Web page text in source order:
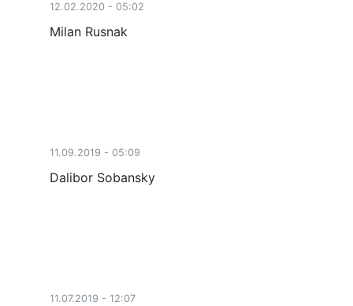
12.02.2020 - 05:02
Milan Rusnak
11.09.2019 - 05:09
Dalibor Sobansky
11.07.2019 - 12:07